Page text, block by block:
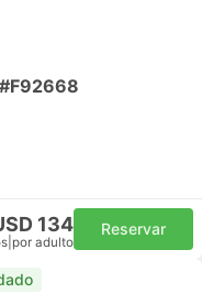
134
por adulto
Reservar